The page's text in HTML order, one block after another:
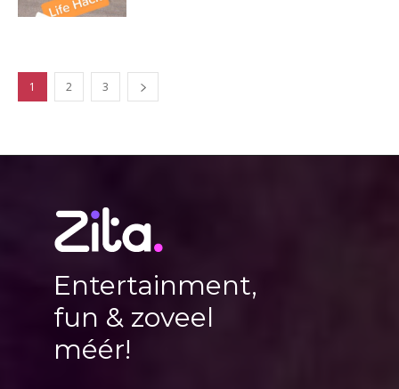
1 2 3
Entertainment,
fun & zoveel
méér!